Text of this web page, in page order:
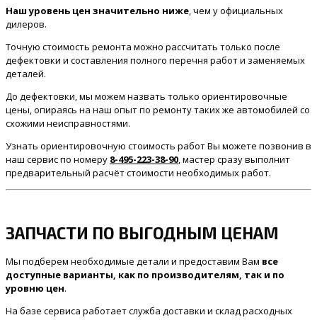
Наш уровень цен значительно ниже , чем у официальных
дилеров.
Точную стоимость ремонта можно рассчитать только после
дефектовки и составления полного перечня работ и заменяемых
деталей.
До дефектовки, мы можем назвать только ориентировочные
цены, опираясь на наш опыт по ремонту таких же автомобилей со
схожими неисправностями.
Узнать ориентировочную стоимость работ Вы можете позвонив в
наш сервис по номеру 8-495-223-38-90 , мастер сразу выполнит
предварительный расчёт стоимости необходимых работ.
ЗАПЧАСТИ ПО ВЫГОДНЫМ ЦЕНАМ
Мы подберем необходимые детали и предоставим Вам все
доступные варианты, как по производителям, так и по
уровню цен.
На базе сервиса работает служба доставки и склад расходных